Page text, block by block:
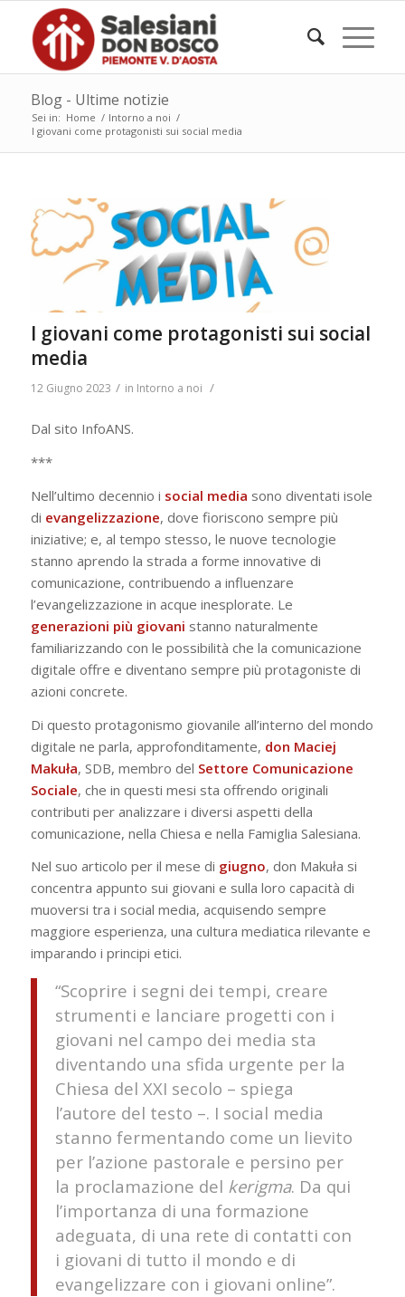
Blog - Ultime notizie
Sei in: Home / Intorno a noi /
I giovani come protagonisti sui social media
I giovani come protagonisti sui social
media
12 Giugno 2023 / in Intorno a noi /
Dal sito InfoANS.
***
Nell’ultimo decennio i social media sono diventati isole
di evangelizzazione, dove fioriscono sempre più
iniziative; e, al tempo stesso, le nuove tecnologie
stanno aprendo la strada a forme innovative di
comunicazione, contribuendo a influenzare
l’evangelizzazione in acque inesplorate. Le
generazioni più giovani stanno naturalmente
familiarizzando con le possibilità che la comunicazione
digitale offre e diventano sempre più protagoniste di
azioni concrete.
Di questo protagonismo giovanile all’interno del mondo
digitale ne parla, approfonditamente, don Maciej
Makuła, SDB, membro del Settore Comunicazione
Sociale, che in questi mesi sta offrendo originali
contributi per analizzare i diversi aspetti della
comunicazione, nella Chiesa e nella Famiglia Salesiana.
Nel suo articolo per il mese di giugno, don Makuła si
concentra appunto sui giovani e sulla loro capacità di
muoversi tra i social media, acquisendo sempre
maggiore esperienza, una cultura mediatica rilevante e
imparando i principi etici.
“Scoprire i segni dei tempi, creare
strumenti e lanciare progetti con i
giovani nel campo dei media sta
diventando una sfida urgente per la
Chiesa del XXI secolo – spiega
l’autore del testo –. I social media
stanno fermentando come un lievito
per l’azione pastorale e persino per
la proclamazione del kerigma. Da qui
l’importanza di una formazione
adeguata, di una rete di contatti con
i giovani di tutto il mondo e di
evangelizzare con i giovani online”.